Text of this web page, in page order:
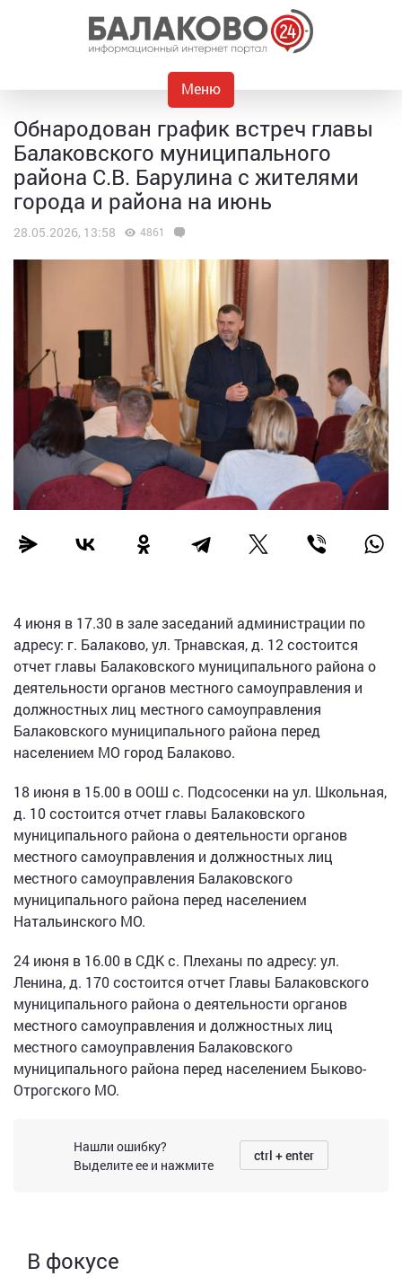
Меню
Обнародован график встреч главы
Балаковского муниципального
района С.В. Барулина с жителями
города и района на июнь
28.05.2026, 13:58 4861
4 июня в 17.30 в зале заседаний администрации по
адресу: г. Балаково, ул. Трнавская, д. 12 состоится
отчет главы Балаковского муниципального района о
деятельности органов местного самоуправления и
должностных лиц местного самоуправления
Балаковского муниципального района перед
населением МО город Балаково.
18 июня в 15.00 в ООШ с. Подсосенки на ул. Школьная,
д. 10 состоится отчет главы Балаковского
муниципального района о деятельности органов
местного самоуправления и должностных лиц
местного самоуправления Балаковского
муниципального района перед населением
Натальинского МО.
24 июня в 16.00 в СДК с. Плеханы по адресу: ул.
Ленина, д. 170 состоится отчет Главы Балаковского
муниципального района о деятельности органов
местного самоуправления и должностных лиц
местного самоуправления Балаковского
муниципального района перед населением Быково-
Отрогского МО.
Нашли ошибку?
Выделите ее и нажмите
ctrl + enter
В фокусе